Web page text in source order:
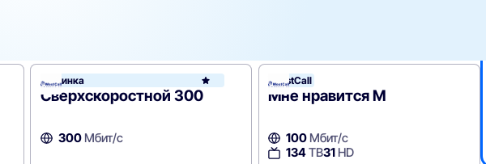
Новинка
Сверхскоростной 300
300 Мбит/с
WestCall
Мне нравится M
100 Мбит/с
134ТВ31 HD